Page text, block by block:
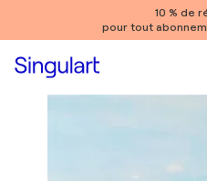
10 % de
pour tout